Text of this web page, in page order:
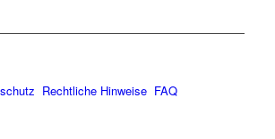
Rechtliche Hinweise FAQ